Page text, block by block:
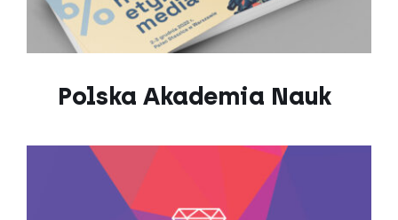
Polska Akademia Nauk